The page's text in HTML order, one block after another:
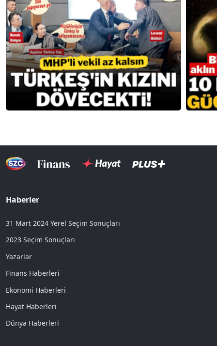
Haberler
31 Mart 2024 Yerel Seçim Sonuçları
2023 Seçim Sonuçları
Yazarlar
Finans Haberleri
Ekonomi Haberleri
Hayat Haberleri
Dünya Haberleri